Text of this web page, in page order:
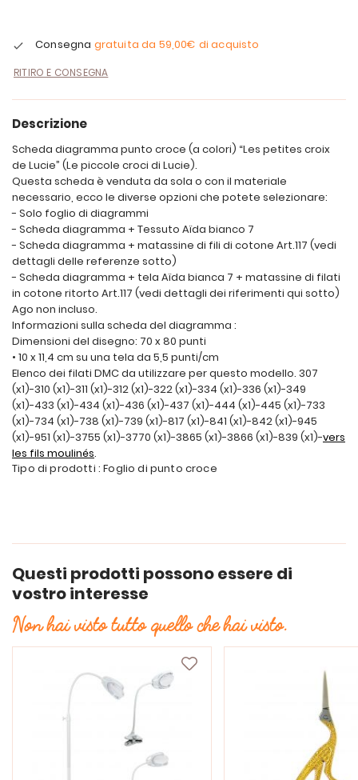
Consegna gratuita da 59,00€ di acquisto
RITIRO E CONSEGNA
Descrizione
Scheda diagramma punto croce (a colori) “Les petites croix
de Lucie” (Le piccole croci di Lucie).
Questa scheda è venduta da sola o con il materiale
necessario, ecco le diverse opzioni che potete selezionare:
- Solo foglio di diagrammi
- Scheda diagramma + Tessuto Aïda bianco 7
- Scheda diagramma + matassine di fili di cotone Art.117 (vedi
dettagli delle referenze sotto)
- Scheda diagramma + tela Aïda bianca 7 + matassine di filati
in cotone ritorto Art.117 (vedi dettagli dei riferimenti qui sotto)
Ago non incluso.
Informazioni sulla scheda del diagramma :
Dimensioni del disegno: 70 x 80 punti
• 10 x 11,4 cm su una tela da 5,5 punti/cm
Elenco dei filati DMC da utilizzare per questo modello. 307
(x1)-310 (x1)-311 (x1)-312 (x1)-322 (x1)-334 (x1)-336 (x1)-349
(x1)-433 (x1)-434 (x1)-436 (x1)-437 (x1)-444 (x1)-445 (x1)-733
(x1)-734 (x1)-738 (x1)-739 (x1)-817 (x1)-841 (x1)-842 (x1)-945
(x1)-951 (x1)-3755 (x1)-3770 (x1)-3865 (x1)-3866 (x1)-839 (x1)-vers
les fils moulinés.
Tipo di prodotti : Foglio di punto croce
Questi prodotti possono essere di
vostro interesse
Non hai visto tutto quello che hai visto.